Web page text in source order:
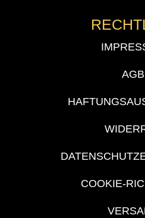
AGB
COOKIE-